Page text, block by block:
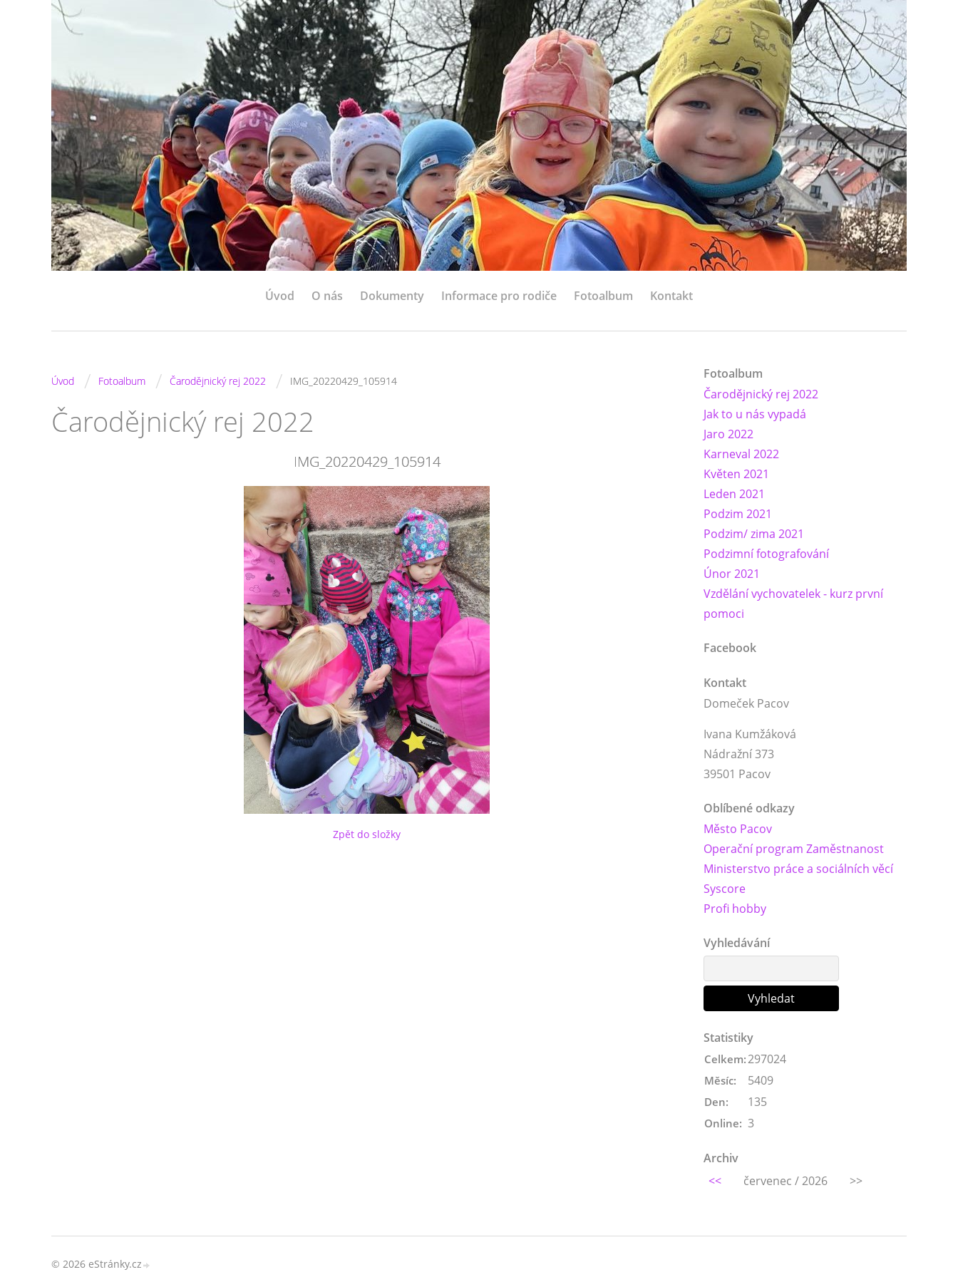
Úvod O nás Dokumenty Informace pro rodiče Fotoalbum Kontakt
Úvod / Fotoalbum / Čarodějnický rej 2022 / IMG_20220429_105914
Čarodějnický rej 2022
IMG_20220429_105914
Zpět do složky
Fotoalbum
Čarodějnický rej 2022
Jak to u nás vypadá
Jaro 2022
Karneval 2022
Květen 2021
Leden 2021
Podzim 2021
Podzim/ zima 2021
Podzimní fotografování
Únor 2021
Vzdělání vychovatelek - kurz první
pomoci
Facebook
Kontakt
Domeček Pacov
Ivana Kumžáková
Nádražní 373
39501 Pacov
Oblíbené odkazy
Město Pacov
Operační program Zaměstnanost
Ministerstvo práce a sociálních věcí
Syscore
Profi hobby
Vyhledávání
Statistiky
Online: 3
Celkem:297024
Měsíc: 5409
Den: 135
Archiv
<<
červenec / 2026 >>
© 2026 eStránky.cz